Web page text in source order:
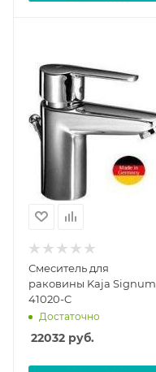
Смеситель для
раковины Kaja Signum
41020-C
Достаточно
22032 руб.